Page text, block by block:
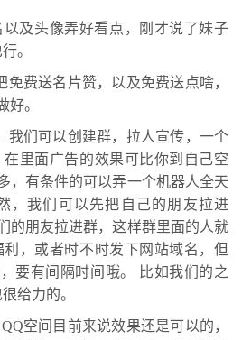
及头像弄好看点，刚才说了妹子
。
免费送名片赞，以及免费送点啥，
好。
我们可以创建群，拉人宣传，一个
里面广告的效果可比你到自己空
，有条件的可以弄一个机器人全天
，我们可以先把自己的朋友拉进
的朋友拉进群，这样群里面的人就
，或者时不时发下网站域名，但
要有间隔时间哦。 比如我们的之
给力的。
空间目前来说效果还是可以的，